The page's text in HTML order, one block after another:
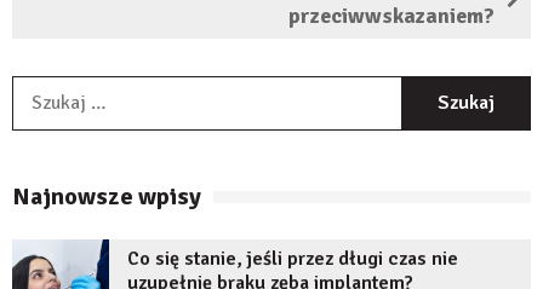
przeciwwskazaniem?
Najnowsze wpisy
Co się stanie, jeśli przez długi czas nie
uzupełnię braku zęba implantem?